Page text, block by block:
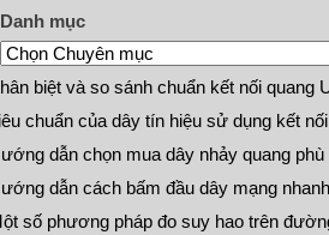
Danh mục
biệt và so sánh chuẩn kết nối quang
chuẩn của dây tín hiệu sử dụng kết
dẫn chọn mua dây nhảy quang phù
dẫn cách bấm đầu dây mạng
số phương pháp đo suy hao trên